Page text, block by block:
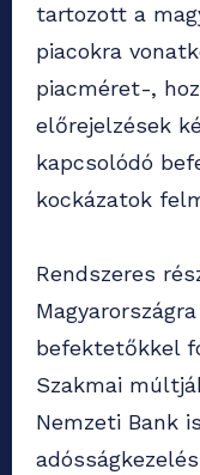
tartozott a
piacokra
piacméret-,
előrejelzések
kapcsolódó
kockázatok
Rendszeres
befektetőkkel
Szakmai
Nemzeti Bank